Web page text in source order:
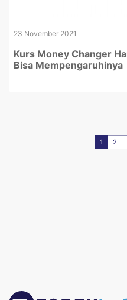
23 November 2021
Kurs Money Changer
Bisa Mempengaruhinya
1 2